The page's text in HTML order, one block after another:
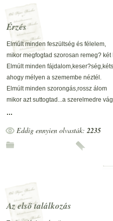
Érzés
Elmúlt minden feszültség és félelem,
mikor megfogtad szorosan remeg? két
Elmúlt minden
ahogy mélyen a szemembe néztél.
Elmúlt minden szorongás,rossz álom
mikor azt suttogtad...a szerelmedre
Kellemes érzés fog el mindig ha Rád
azt hiszem én szerelmes vagyok!
...
Eddig ennyien olvasták:2235
Az elsö találkozás